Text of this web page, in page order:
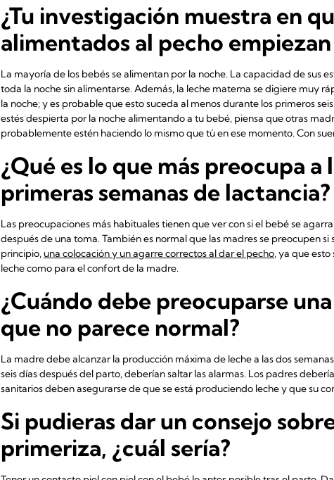
¿Tu investigación muestra en
alimentados al pecho
La mayoría de los bebés se alimentan por la noche. La capacidad de sus
toda la noche sin alimentarse. Además, la leche materna se digiere muy
la noche; y es probable que esto suceda al menos durante los primeros
estés despierta por la noche alimentando a tu bebé, piensa que otras
probablemente estén haciendo lo mismo que tú en ese momento. Con
¿Qué es lo que más preocupa
primeras semanas de lactancia?
Las preocupaciones más habituales tienen que ver con si el bebé se
después de una toma. También es normal que las madres se preocupen
principio, una colocación y un agarre correctos al dar el pecho, ya que
leche como para el confort de la madre.
¿Cuándo debe preocuparse
que no parece normal?
La madre debe alcanzar la producción máxima de leche a las dos
seis días después del parto, deberían saltar las alarmas. Los padres
sanitarios deben asegurarse de que se está produciendo leche y que su
Si pudieras dar un consejo
primeriza, ¿cuál sería?